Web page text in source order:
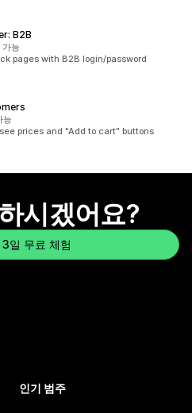
B2B
능
pages with B2B login/password
능
prices and "Add to cart" buttons
시겠어요?
일 무료 체험
인기 범주